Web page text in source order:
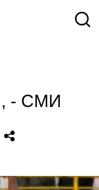
- СМИ